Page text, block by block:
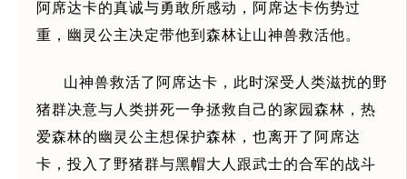
阿席达卡的真诚与勇敢所感动，阿席达卡伤势过
重，幽灵公主决定带他到森林让山神兽救活他。
山神兽救活了阿席达卡，此时深受人类滋扰的野
猪群决意与人类拼死一争拯救自己的家园森林，热
爱森林的幽灵公主想保护森林，也离开了阿席达
卡，投入了野猪群与黑帽大人跟武士的合军的战斗